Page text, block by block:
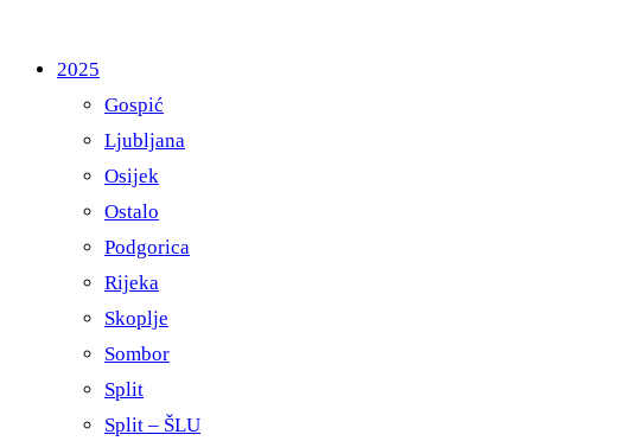
2025
Gospić
Ljubljana
Osijek
Ostalo
Podgorica
Rijeka
Skoplje
Sombor
Split
Split – ŠLU